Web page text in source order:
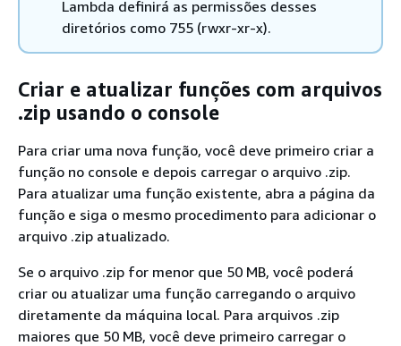
Lambda definirá as permissões desses
diretórios como 755 (rwxr-xr-x).
Criar e atualizar funções com arquivos
.zip usando o console
Para criar uma nova função, você deve primeiro criar a
função no console e depois carregar o arquivo .zip.
Para atualizar uma função existente, abra a página da
função e siga o mesmo procedimento para adicionar o
arquivo .zip atualizado.
Se o arquivo .zip for menor que 50 MB, você poderá
criar ou atualizar uma função carregando o arquivo
diretamente da máquina local. Para arquivos .zip
maiores que 50 MB, você deve primeiro carregar o